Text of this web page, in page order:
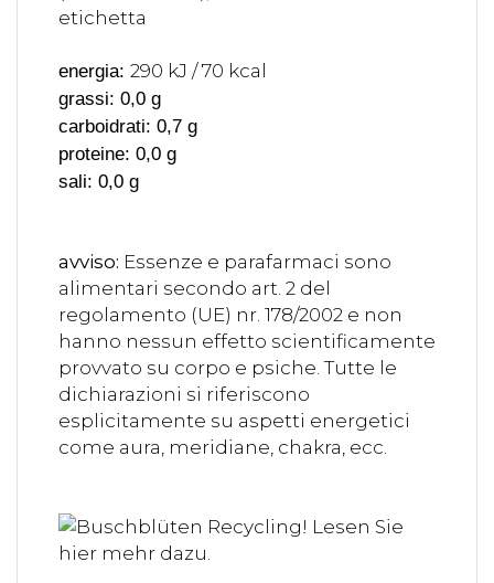
etichetta
energia: 290 kJ / 70 kcal
grassi: 0,0 g
carboidrati: 0,7 g
proteine: 0,0 g
sali: 0,0 g
avviso: Essenze e parafarmaci sono
alimentari secondo art. 2 del
regolamento (UE) nr. 178/2002 e non
hanno nessun effetto scientificamente
provvato su corpo e psiche. Tutte le
dichiarazioni si riferiscono
esplicitamente su aspetti energetici
come aura, meridiane, chakra, ecc.